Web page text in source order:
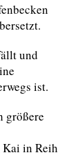
und
ist.
größere
Kai in Reih